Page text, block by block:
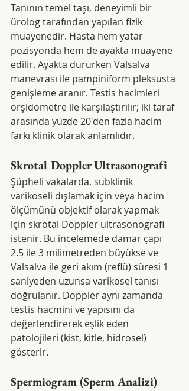
Tanının temel taşı, deneyimli bir
ürolog tarafından yapılan fizik
muayenedir. Hasta hem yatar
pozisyonda hem de ayakta muayene
edilir. Ayakta dururken Valsalva
manevrası ile pampiniform pleksusta
genişleme aranır. Testis hacimleri
orşidometre ile karşılaştırılır; iki taraf
arasında yüzde 20'den fazla hacim
farkı klinik olarak anlamlıdır.
Skrotal Doppler Ultrasonografi
Şüpheli vakalarda, subklinik
varikoseli dışlamak için veya hacim
ölçümünü objektif olarak yapmak
için skrotal Doppler ultrasonografi
istenir. Bu incelemede damar çapı
2.5 ile 3 milimetreden büyükse ve
Valsalva ile geri akım (reflü) süresi 1
saniyeden uzunsa varikosel tanısı
doğrulanır. Doppler aynı zamanda
testis hacmini ve yapısını da
değerlendirerek eşlik eden
patolojileri (kist, kitle, hidrosel)
gösterir.
Spermiogram (Sperm Analizi)